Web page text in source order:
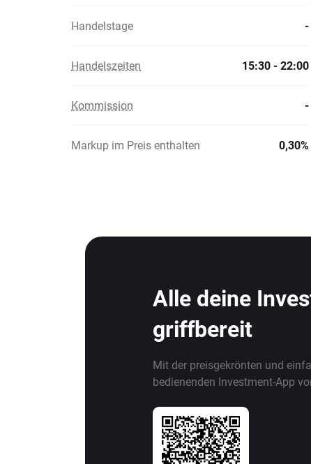
Handelstage -
Handelszeiten 15:30 - 22:00
Kommission -
Markup im Preis enthalten 0,30%
Alle deine
griffbereit
Mit der preisgekrönten und
bedienenden Investment-App